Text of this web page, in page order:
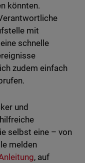
könnten.
mit
schnelle
zudem einfach
und
selbst eine – von
melden
, auf